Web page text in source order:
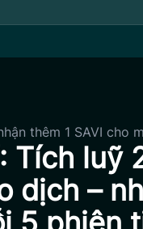
thêm 1 SAVI cho
Tích luỹ
dịch –